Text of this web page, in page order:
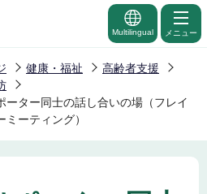
Multilingual メニュー
健康・福祉
高齢者支援
ーター同士の話し合いの場（フレイ
ミーティング）